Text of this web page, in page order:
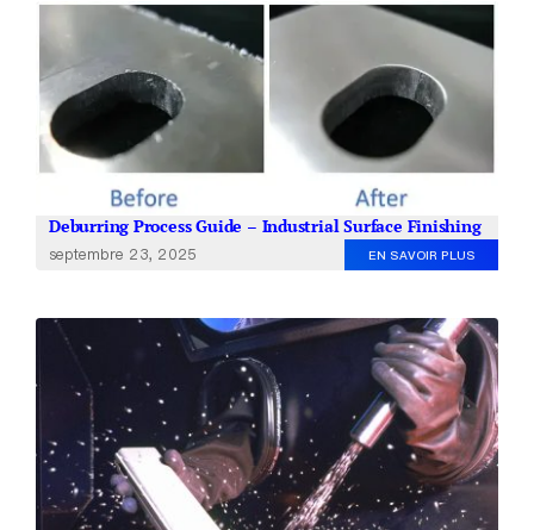
Deburring Process Guide – Industrial Surface Finishing
septembre 23, 2025 EN SAVOIR PLUS